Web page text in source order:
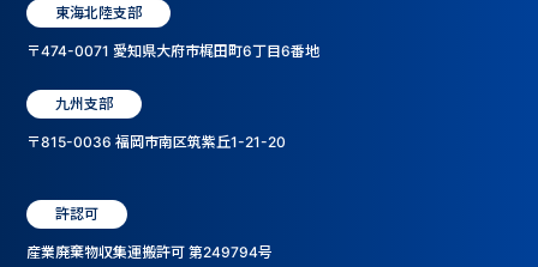
東海北陸支部
〒474-0071 愛知県大府市梶田町6丁目6番地
九州支部
〒815-0036 福岡市南区筑紫丘1-21-20
許認可
産業廃棄物収集運搬許可 第249794号